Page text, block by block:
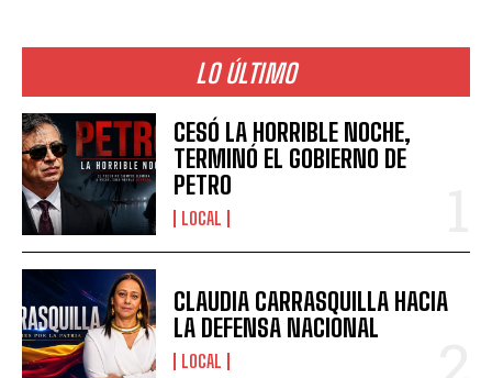
LO ÚLTIMO
CESÓ LA HORRIBLE NOCHE,
TERMINÓ EL GOBIERNO DE
PETRO
LOCAL
CLAUDIA CARRASQUILLA HACIA
LA DEFENSA NACIONAL
LOCAL